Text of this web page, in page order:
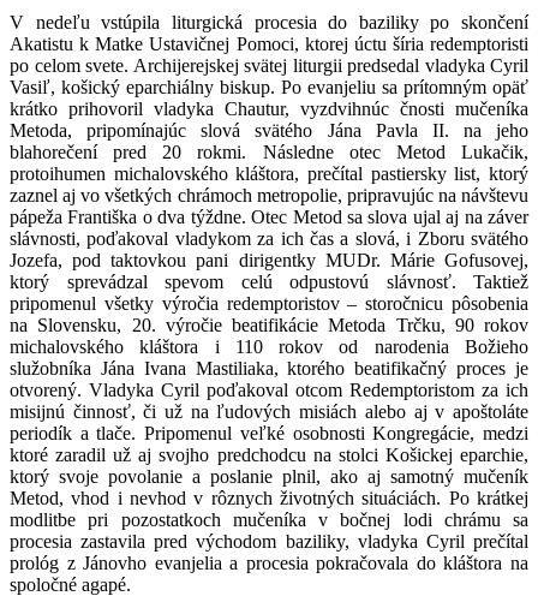
V nedeľu vstúpila liturgická procesia do baziliky po skončení
Akatistu k Matke Ustavičnej Pomoci, ktorej úctu šíria redemptoristi
po celom svete. Archijerejskej svätej liturgii predsedal vladyka Cyril
Vasiľ, košický eparchiálny biskup. Po evanjeliu sa prítomným opäť
krátko prihovoril vladyka Chautur, vyzdvihnúc čnosti mučeníka
Metoda, pripomínajúc slová svätého Jána Pavla II. na jeho
blahorečení pred 20 rokmi. Následne otec Metod Lukačik,
protoihumen michalovského kláštora, prečítal pastiersky list, ktorý
zaznel aj vo všetkých chrámoch metropolie, pripravujúc na návštevu
pápeža Františka o dva týždne. Otec Metod sa slova ujal aj na záver
slávnosti, poďakoval vladykom za ich čas a slová, i Zboru svätého
Jozefa, pod taktovkou pani dirigentky MUDr. Márie Gofusovej,
ktorý sprevádzal spevom celú odpustovú slávnosť. Taktiež
pripomenul všetky výročia redemptoristov – storočnicu pôsobenia
na Slovensku, 20. výročie beatifikácie Metoda Trčku, 90 rokov
michalovského kláštora i 110 rokov od narodenia Božieho
služobníka Jána Ivana Mastiliaka, ktorého beatifikačný proces je
otvorený. Vladyka Cyril poďakoval otcom Redemptoristom za ich
misijnú činnosť, či už na ľudových misiách alebo aj v apoštoláte
periodík a tlače. Pripomenul veľké osobnosti Kongregácie, medzi
ktoré zaradil už aj svojho predchodcu na stolci Košickej eparchie,
ktorý svoje povolanie a poslanie plnil, ako aj samotný mučeník
Metod, vhod i nevhod v rôznych životných situáciách. Po krátkej
modlitbe pri pozostatkoch mučeníka v bočnej lodi chrámu sa
procesia zastavila pred východom baziliky, vladyka Cyril prečítal
prológ z Jánovho evanjelia a procesia pokračovala do kláštora na
spoločné agapé.